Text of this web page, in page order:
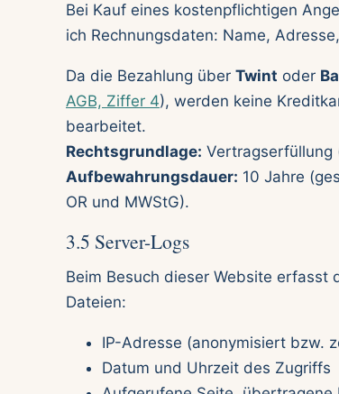
Bei Kauf eines kostenpflichtigen
ich Rechnungsdaten: Name,
Da die Bezahlung über Twint oder
AGB, Ziffer 4), werden keine
bearbeitet.
Rechtsgrundlage: Vertragserfüllung
Aufbewahrungsdauer: 10 Jahre
OR und MWStG).
3.5 Server-Logs
Beim Besuch dieser Website
Dateien:
IP-Adresse (anonymisiert bzw.
Datum und Uhrzeit des Zugriffs